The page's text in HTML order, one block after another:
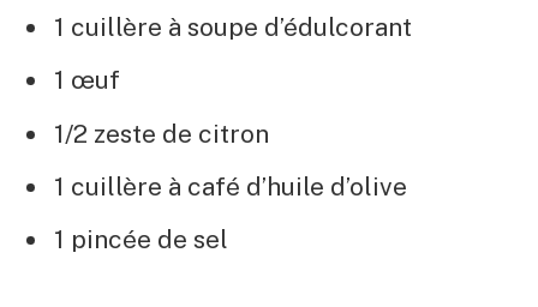
1 cuillère à soupe d’édulcorant
1 œuf
1/2 zeste de citron
1 cuillère à café d’huile d’olive
1 pincée de sel